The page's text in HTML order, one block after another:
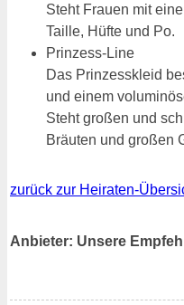
Steht Frauen mit
Taille, Hüfte und Po.
Prinzess-Line
Das Prinzesskleid
und einem
Steht großen und
Bräuten und großen
zurück zur Heiraten-
Anbieter: Unsere